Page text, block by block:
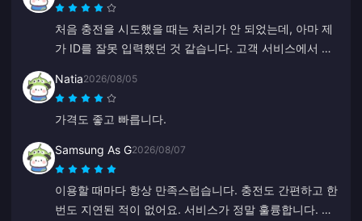
처음 충전을 시도했을 때는 처리가 안 되었는데, 아마 제
가 ID를 잘못 입력했던 것 같습니다. 고객 서비스에서 환
없이 잘 작동했습니다. 앞으로도 이 사이트를 계속 이용
할 예정입니다.
Natia2026/08/05
가격도 좋고 빠릅니다.
Samsung As G2026/08/07
이용할 때마다 항상 만족스럽습니다. 충전도 간편하고 한
번도 지연된 적이 없어요. 서비스가 정말 훌륭합니다. 앞